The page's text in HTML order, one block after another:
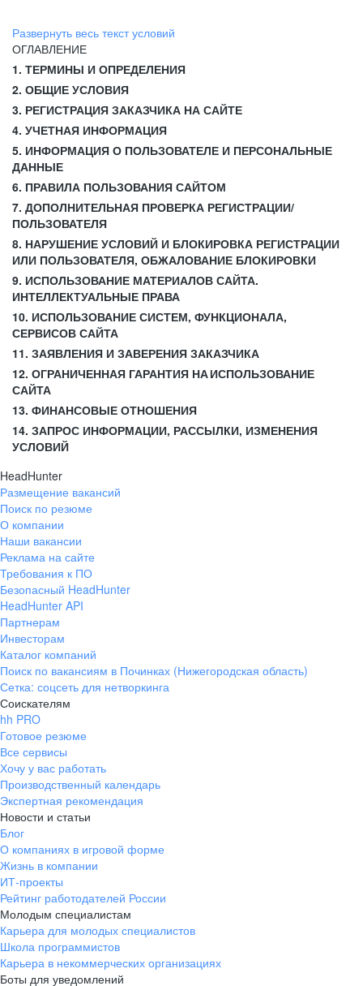
Развернуть весь текст условий
ОГЛАВЛЕНИЕ
1. ТЕРМИНЫ И ОПРЕДЕЛЕНИЯ
2. ОБЩИЕ УСЛОВИЯ
3. РЕГИСТРАЦИЯ ЗАКАЗЧИКА НА САЙТЕ
4. УЧЕТНАЯ ИНФОРМАЦИЯ
5. ИНФОРМАЦИЯ О ПОЛЬЗОВАТЕЛЕ И ПЕРСОНАЛЬНЫЕ
ДАННЫЕ
6. ПРАВИЛА ПОЛЬЗОВАНИЯ САЙТОМ
7. ДОПОЛНИТЕЛЬНАЯ ПРОВЕРКА РЕГИСТРАЦИИ/
ПОЛЬЗОВАТЕЛЯ
8. НАРУШЕНИЕ УСЛОВИЙ И БЛОКИРОВКА РЕГИСТРАЦИИ
ИЛИ ПОЛЬЗОВАТЕЛЯ, ОБЖАЛОВАНИЕ БЛОКИРОВКИ
9. ИСПОЛЬЗОВАНИЕ МАТЕРИАЛОВ САЙТА.
ИНТЕЛЛЕКТУАЛЬНЫЕ ПРАВА
10. ИСПОЛЬЗОВАНИЕ СИСТЕМ, ФУНКЦИОНАЛА,
СЕРВИСОВ САЙТА
11. ЗАЯВЛЕНИЯ И ЗАВЕРЕНИЯ ЗАКАЗЧИКА
12. ОГРАНИЧЕННАЯ ГАРАНТИЯ НА ИСПОЛЬЗОВАНИЕ
САЙТА
13. ФИНАНСОВЫЕ ОТНОШЕНИЯ
14. ЗАПРОС ИНФОРМАЦИИ, РАССЫЛКИ, ИЗМЕНЕНИЯ
УСЛОВИЙ
HeadHunter
Размещение вакансий
Поиск по резюме
О компании
Наши вакансии
Реклама на сайте
Требования к ПО
Безопасный HeadHunter
HeadHunter API
Партнерам
Инвесторам
Каталог компаний
Поиск по вакансиям в Починках (Нижегородская область)
Сетка: соцсеть для нетворкинга
Соискателям
hh PRO
Готовое резюме
Все сервисы
Хочу у вас работать
Производственный календарь
Экспертная рекомендация
Новости и статьи
Блог
О компаниях в игровой форме
Жизнь в компании
ИТ-проекты
Рейтинг работодателей России
Молодым специалистам
Карьера для молодых специалистов
Школа программистов
Карьера в некоммерческих организациях
Боты для уведомлений